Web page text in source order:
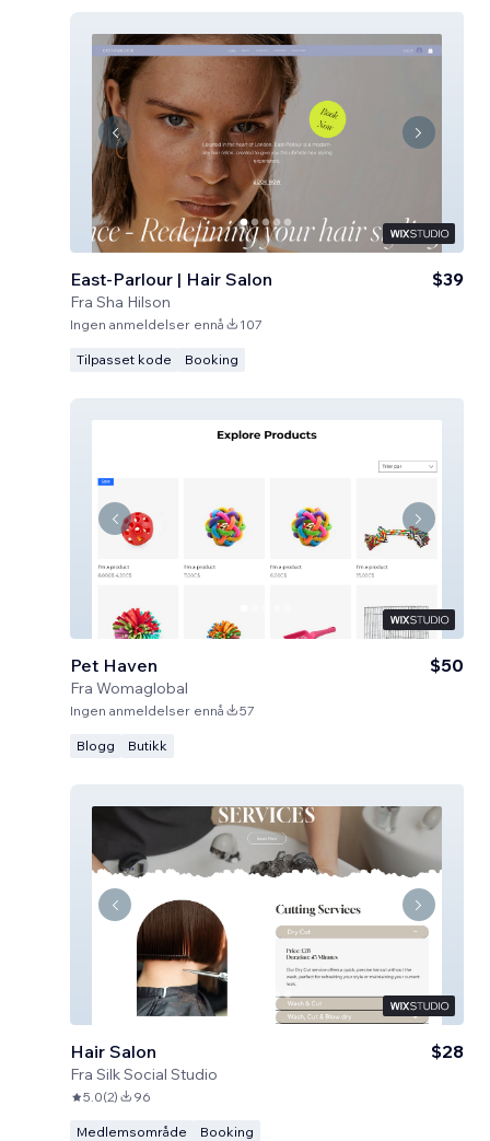
East-Parlour | Hair Salon
Fra Sha Hilson
$39
Ingen anmeldelser ennå 107
Tilpasset kode Booking
Pet Haven
Fra Womaglobal
$50
Ingen anmeldelser ennå 57
Blogg Butikk
Hair Salon
Fra Silk Social Studio
$28
5.0(2) 96
Medlemsområde Booking